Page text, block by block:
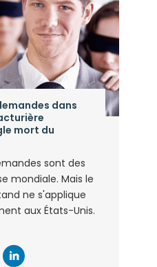
dans
mort du
sont des
mondiale. Mais le
ne s'applique
aux États-Unis.